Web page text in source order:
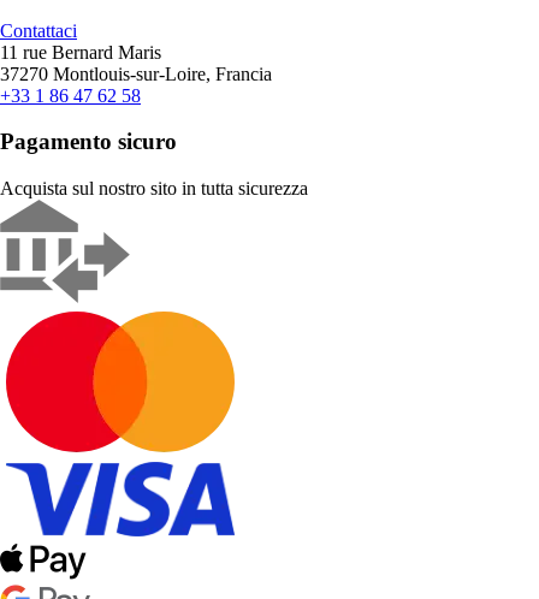
Contattaci
11 rue Bernard Maris
37270 Montlouis-sur-Loire, Francia
+33 1 86 47 62 58
Pagamento sicuro
Acquista sul nostro sito in tutta sicurezza